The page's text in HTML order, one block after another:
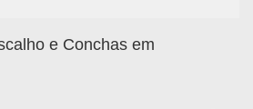
e Conchas em